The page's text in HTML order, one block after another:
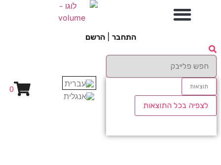
התחבר הרשם
תוצאות
לצפיה בכל התוצאות
0